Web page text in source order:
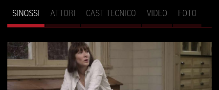
Schede primarie
SINOSSI (SCHEDA
ATTIVA)
ATTORI CAST TECNICO VIDEO FOTO